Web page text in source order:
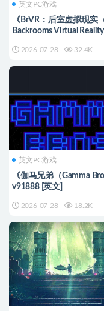
英文PC游戏
《BrVR：后室虚拟现实
Backrooms Virtual Reality
2026-07-28 32.4K
英文PC游戏
《伽马兄弟（Gamma
v91888 [英文]
2026-07-28 18.2K